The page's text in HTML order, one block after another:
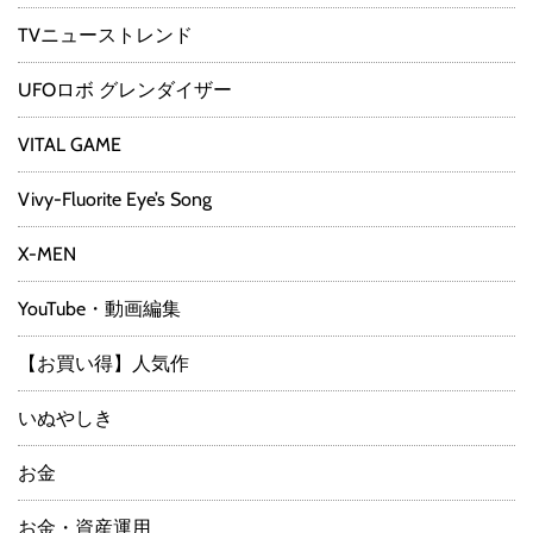
TVニューストレンド
UFOロボ グレンダイザー
VITAL GAME
Vivy-Fluorite Eye’s Song
X-MEN
YouTube・動画編集
【お買い得】人気作
いぬやしき
お金
お金・資産運用